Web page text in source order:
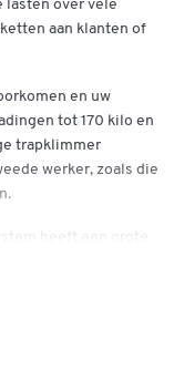
lasten over vele
aan klanten of
en uw
tot 170 kilo en
trapklimmer
werker, zoals die
heeft een grote
andere voorwerpen
het praktische
slag en beklimt het
transporthulp